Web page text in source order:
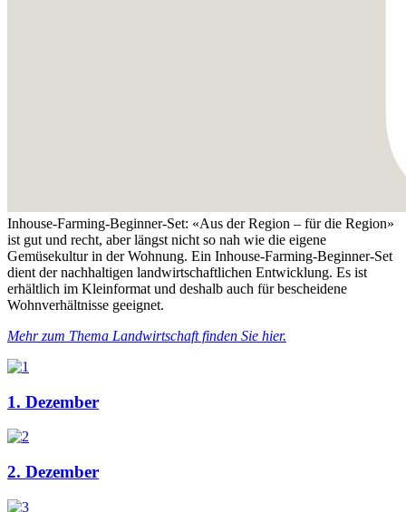
Inhouse-Farming-Beginner-Set: «Aus der Region – für die Region»
ist gut und recht, aber längst nicht so nah wie die eigene
Gemüsekultur in der Wohnung. Ein Inhouse-Farming-Beginner-Set
dient der nachhaltigen landwirtschaftlichen Entwicklung. Es ist
erhältlich im Kleinformat und deshalb auch für bescheidene
Wohnverhältnisse geeignet.
Mehr zum Thema Landwirtschaft finden Sie hier.
1. Dezember
2. Dezember